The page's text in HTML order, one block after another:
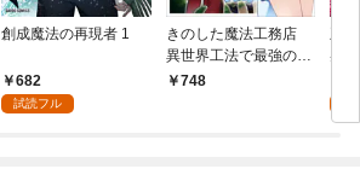
創成魔法の再現者 1
682
試読フル
きのした魔法工務店
異世界工法で最強の家
づくりを（コミック）
748
兆
る